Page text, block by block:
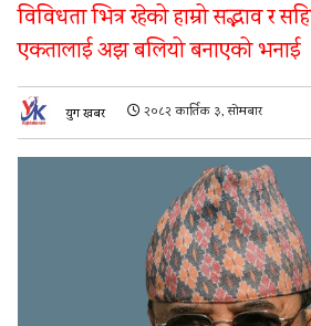
विविधता भित्र रहेको हाम्रो सद्भाव र
एकतालाई अझ बलियो बनाएको भनाई
युग खबर २०८२ कार्तिक ३, सोमबार